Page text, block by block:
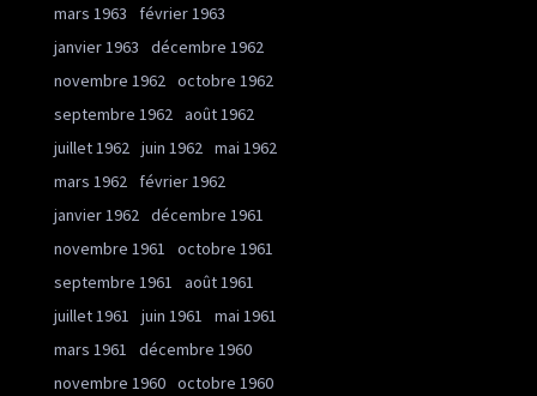
mars 1963
février 1963
janvier 1963
décembre 1962
novembre 1962 octobre 1962
septembre 1962 août 1962
juillet 1962 juin 1962 mai 1962
mars 1962
février 1962
janvier 1962 décembre 1961
novembre 1961
octobre 1961
septembre 1961
août 1961
juillet 1961
juin 1961
mai 1961
mars 1961
décembre 1960
novembre 1960 octobre 1960